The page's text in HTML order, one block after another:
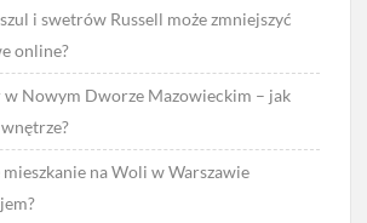
i swetrów Russell może zmniejszyć
online?
w Nowym Dworze Mazowieckim – jak
na Woli w Warszawie